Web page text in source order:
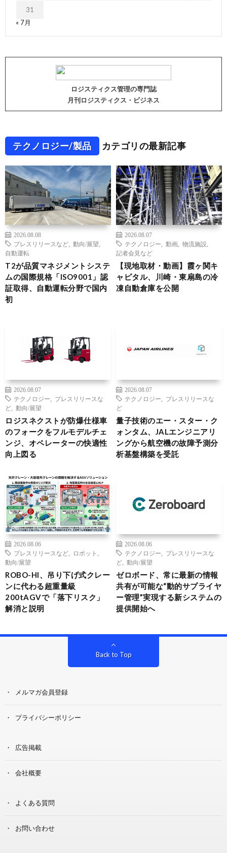
31
« 7月
ロジスティクス管理の専門誌
月刊ロジスティクス・ビジネス
テクノロジー/製品 カテゴリの最新記事
2026.08.08
プレスリリースなど
動向/展望
自動運転
T2が品質マネジメントシステ
ムの国際規格「ISO9001」認
証取得、自動運転分野で国内
初
2026.08.07
テクノロジー
動画 物流施設
記者会見など
【現地取材・動画】霞ヶ関キ
ャピタル、川崎・東扇島の冷
凍自動倉庫を公開
2026.08.07
テクノロジー
プレスリリースな
ど
動向/展望
ロジスネクストが防爆仕様車
のフォークをフルモデルチェ
ンジ、オペレーターの快適性
向上図る
2026.08.07
テクノロジー
プレスリリースな
ど
量子技術のエー・スター・ク
ォンタム、JALエンジニアリ
ングから航空機の故障予測分
析基盤構築を受託
2026.08.06
プレスリリースなど
ロボット
動向/展望
ROBO-HI、吊り下げ式クレー
ンに代わる超重量級
200tAGVで「落下リスク」
解消と説明
2026.08.06
テクノロジー
プレスリリースな
ど
動向/展望
ゼロボード、常に最新の情報
共有が可能な“動的サプライヤ
ー管理”実現する新システムの
提供開始へ
Back to Top
メルマガ会員登録
プライバシーポリシー
広告掲載
会社概要
よくある質問
お問い合わせ